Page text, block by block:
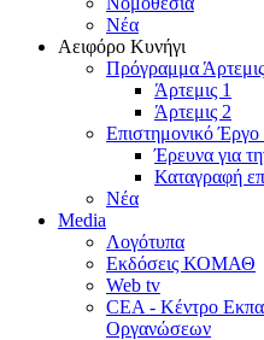
Νέα
Αειφόρο Κυνήγι
Πρόγραμμα Άρτεμις
Άρτεμις 1
Άρτεμις 2
Επιστημονικό
Έρευνα για
Καταγραφή
Νέα
Media
Λογότυπα
Εκδόσεις ΚΟΜΑΘ
Web tv
CEA - Κέντρο
Οργανώσεων